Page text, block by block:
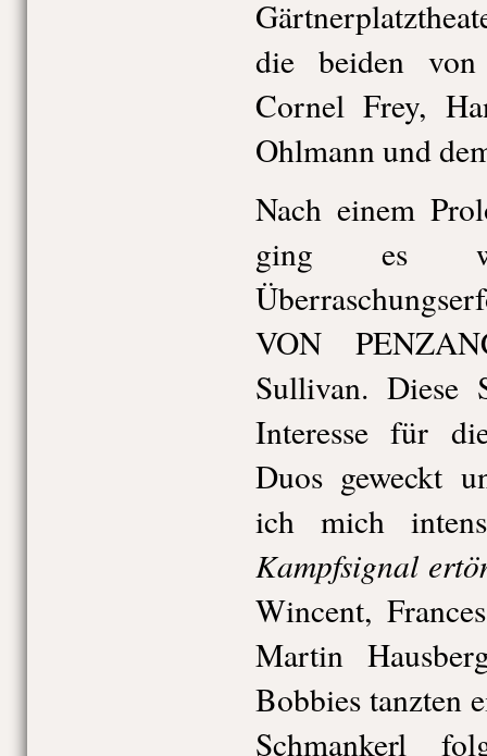
die beiden von
Cornel Frey,
Ohlmann und
Nach einem
ging es
VON
Sullivan. Diese
Interesse für
Duos geweckt
ich mich
Kampfsignal
Wincent,
Martin
Bobbies tanzten
Schmankerl